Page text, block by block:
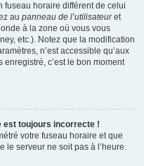
fuseau horaire différent de celui
au panneau de l’utilisateuret
à la zone où vous vous
etc.). Notez que la modification
n’est accessible qu’aux
enregistré, c’est le bon moment
est toujours incorrecte !
votre fuseau horaire et que
le serveur ne soit pas à l’heure.